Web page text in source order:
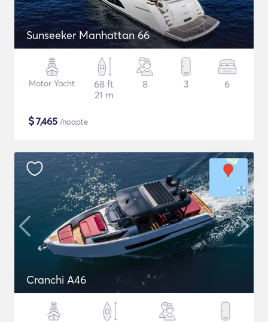
Sunseeker Manhattan 66
Motor Yacht
68 ft
21 m
8 3 6
$7,465 /noapte
Cranchi A46